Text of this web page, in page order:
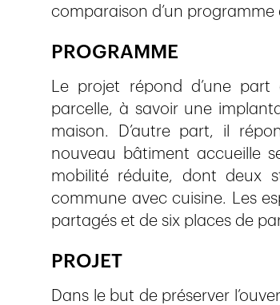
comparaison d’un
PROGRAMME
Le projet répond d’une
parcelle, à savoir une
maison. D’autre part, il
nouveau bâtiment accueille
mobilité réduite, dont deux
commune avec cuisine. Les
partagés et de six places de
PROJET
Dans le but de préserver